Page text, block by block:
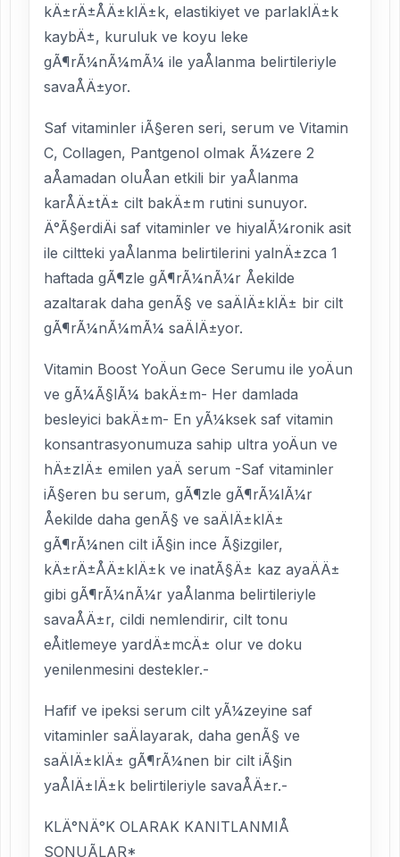
kÄ±rÄ±ÅÄ±klÄ±k, elastikiyet ve parlaklÄ±k
kaybÄ±, kuruluk ve koyu leke
gÃ¶rÃ¼nÃ¼mÃ¼ ile yaÅlanma belirtileriyle
savaÅÄ±yor.
Saf vitaminler iÃ§eren seri, serum ve Vitamin
C, Collagen, Pantgenol olmak Ã¼zere 2
aÅamadan oluÅan etkili bir yaÅlanma
karÅÄ±tÄ± cilt bakÄ±m rutini sunuyor.
Ä°Ã§erdiÄi saf vitaminler ve hiyalÃ¼ronik asit
ile ciltteki yaÅlanma belirtilerini yalnÄ±zca 1
haftada gÃ¶zle gÃ¶rÃ¼nÃ¼r Åekilde
azaltarak daha genÃ§ ve saÄlÄ±klÄ± bir cilt
gÃ¶rÃ¼nÃ¼mÃ¼ saÄlÄ±yor.
Vitamin Boost YoÄun Gece Serumu ile yoÄun
ve gÃ¼Ã§lÃ¼ bakÄ±m- Her damlada
besleyici bakÄ±m- En yÃ¼ksek saf vitamin
konsantrasyonumuza sahip ultra yoÄun ve
hÄ±zlÄ± emilen yaÄ serum -Saf vitaminler
iÃ§eren bu serum, gÃ¶zle gÃ¶rÃ¼lÃ¼r
Åekilde daha genÃ§ ve saÄlÄ±klÄ±
gÃ¶rÃ¼nen cilt iÃ§in ince Ã§izgiler,
kÄ±rÄ±ÅÄ±klÄ±k ve inatÃ§Ä± kaz ayaÄÄ±
gibi gÃ¶rÃ¼nÃ¼r yaÅlanma belirtileriyle
savaÅÄ±r, cildi nemlendirir, cilt tonu
eÅitlemeye yardÄ±mcÄ± olur ve doku
yenilenmesini destekler.-
Hafif ve ipeksi serum cilt yÃ¼zeyine saf
vitaminler saÄlayarak, daha genÃ§ ve
saÄlÄ±klÄ± gÃ¶rÃ¼nen bir cilt iÃ§in
yaÅlÄ±lÄ±k belirtileriyle savaÅÄ±r.-
KLÄ°NÄ°K OLARAK KANITLANMIÅ
SONUÃLAR*